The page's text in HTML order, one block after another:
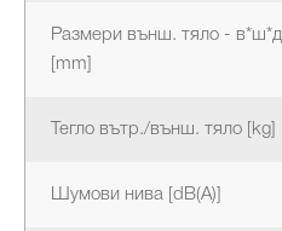
Размери външ. тяло - в*ш*д
[mm]
Тегло вътр./външ. тяло [kg]
Шумови нива [dB(A)]